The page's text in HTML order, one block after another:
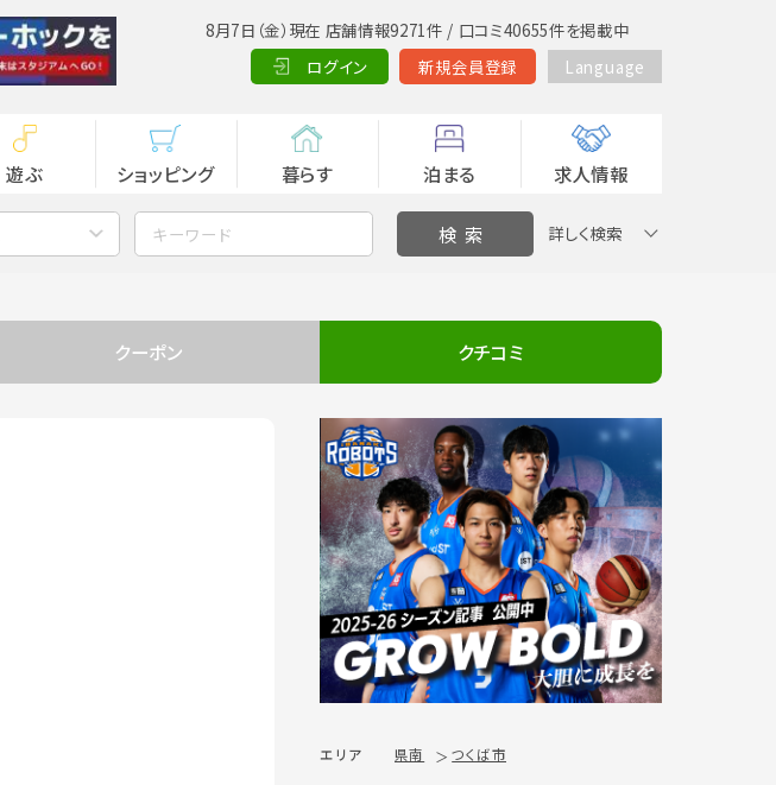
8月7日（金）現在 店舗情報9271件 / 口コミ40655件を掲載中
ログイン
新規会員登録 Language
遊ぶ ショッピング 暮らす 泊まる 求人情報
詳しく検索
クーポン クチコミ
エリア 県南 つくば市